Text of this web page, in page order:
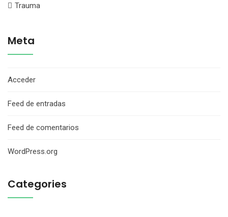
Trauma
Meta
Acceder
Feed de entradas
Feed de comentarios
WordPress.org
Categories